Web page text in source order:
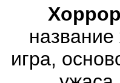
Хоррор
игра,